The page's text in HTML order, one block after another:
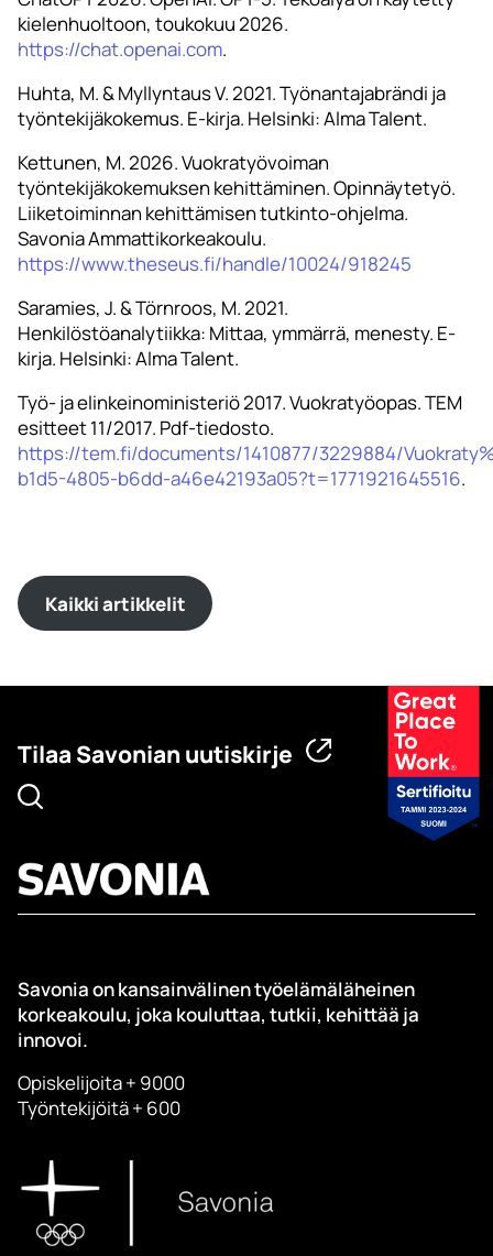
kielenhuoltoon, toukokuu 2026.
https://chat.openai.com.
Huhta, M. & Myllyntaus V. 2021. Työnantajabrändi ja
työntekijäkokemus. E-kirja. Helsinki: Alma Talent.
Kettunen, M. 2026. Vuokratyövoiman
työntekijäkokemuksen kehittäminen. Opinnäytetyö.
Liiketoiminnan kehittämisen tutkinto-ohjelma.
Savonia Ammattikorkeakoulu.
https://www.theseus.fi/handle/10024/918245
Saramies, J. & Törnroos, M. 2021.
Henkilöstöanalytiikka: Mittaa, ymmärrä, menesty. E-
kirja. Helsinki: Alma Talent.
Työ- ja elinkeinoministeriö 2017. Vuokratyöopas. TEM
esitteet 11/2017. Pdf-tiedosto.
https://tem.fi/documents/1410877/3229884/
b1d5-4805-b6dd-a46e42193a05?t=1771921645516.
Kaikki artikkelit
Tilaa Savonian uutiskirje
Savonia on kansainvälinen työelämäläheinen
korkeakoulu, joka kouluttaa, tutkii, kehittää ja
innovoi.
Opiskelijoita + 9000
Työntekijöitä + 600